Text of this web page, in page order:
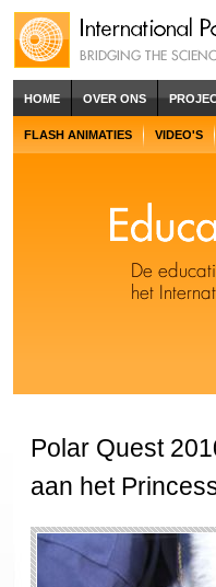
HOME OVER ONS
FLASH ANIMATIES VIDEO'S
Polar Quest
aan het